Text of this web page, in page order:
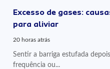
Excesso de gases:
para aliviar
20 horas atrás
Sentir a barriga estufada
frequência ou...